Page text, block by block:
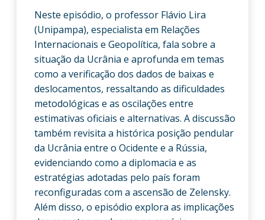
Neste episódio, o professor Flávio Lira
(Unipampa), especialista em Relações
Internacionais e Geopolítica, fala sobre a
situação da Ucrânia e aprofunda em temas
como a verificação dos dados de baixas e
deslocamentos, ressaltando as dificuldades
metodológicas e as oscilações entre
estimativas oficiais e alternativas. A discussão
também revisita a histórica posição pendular
da Ucrânia entre o Ocidente e a Rússia,
evidenciando como a diplomacia e as
estratégias adotadas pelo país foram
reconfiguradas com a ascensão de Zelensky.
Além disso, o episódio explora as implicações